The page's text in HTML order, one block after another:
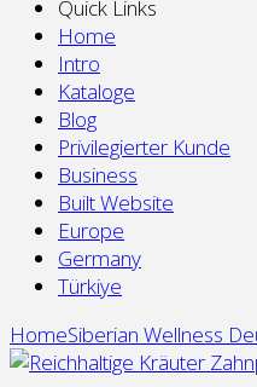
Quick Links
Home
Intro
Kataloge
Blog
Privilegierter Kunde
Business
Built Website
Europe
Germany
Türkiye
HomeSiberian Wellness